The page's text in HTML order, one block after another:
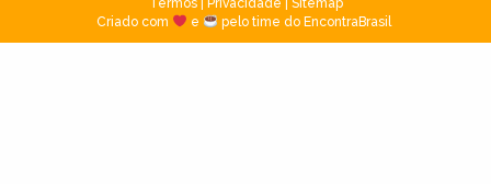
Criado com
e pelo time do EncontraBrasil